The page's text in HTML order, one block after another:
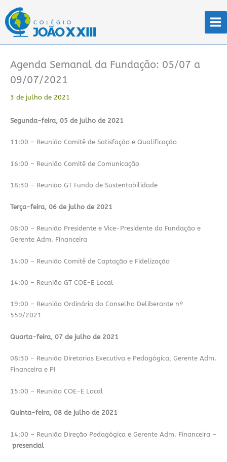
para
conteúdo
Agenda Semanal da Fundação: 05/07 a
09/07/2021
3 de julho de 2021
Segunda-feira, 05 de julho de 2021
11:00 – Reunião Comitê de Satisfação e Qualificação
16:00 – Reunião Comitê de Comunicação
18:30 – Reunião GT Fundo de Sustentabilidade
Terça-feira, 06 de julho de 2021
08:00 – Reunião Presidente e Vice-Presidente da Fundação e
Gerente Adm. Financeira
14:00 – Reunião Comitê de Captação e Fidelização
14:00 – Reunião GT COE-E Local
19:00 – Reunião Ordinária do Conselho Deliberante nº
559/2021
Quarta-feira, 07 de julho de 2021
08:30 – Reunião Diretorias Executiva e Pedagógica, Gerente Adm.
Financeira e PI
15:00 – Reunião COE-E Local
Quinta-feira, 08 de julho de 2021
14:00 – Reunião Direção Pedagógica e Gerente Adm. Financeira –
presencial